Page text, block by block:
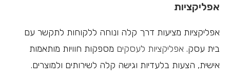
אפליקציות
אפליקציות מציעות דרך קלה ונוחה ללקוחות לתקשר עם
בית עסק. אפליקציות לעסקים מספקות חוויות מותאמות
אישית, הצעות בלעדיות וגישה קלה לשירותים ולמוצרים.